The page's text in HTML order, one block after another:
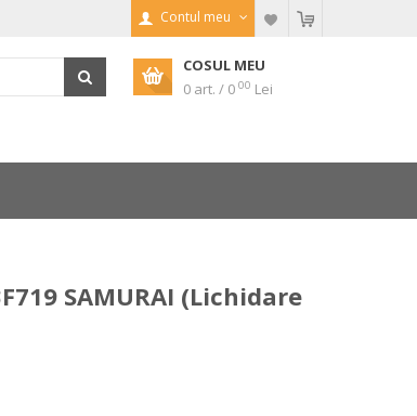
Contul meu
COSUL MEU
0 art. / 0 00 Lei
SAMURAI (Lichidare